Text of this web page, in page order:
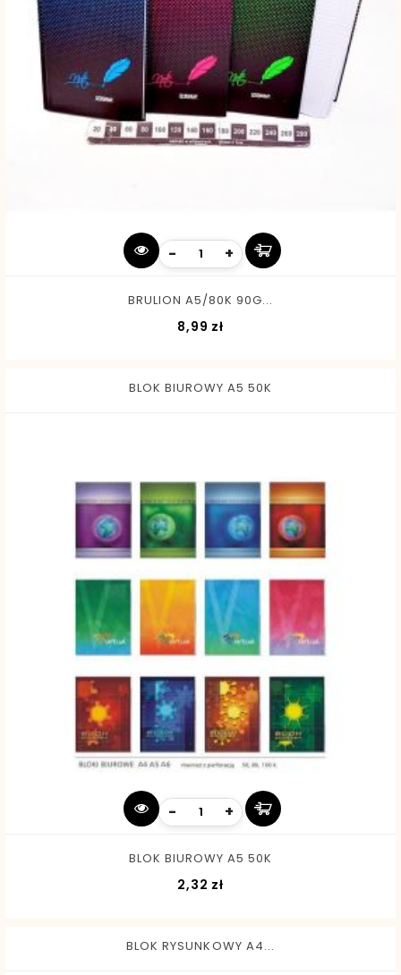
- +
BRULION A5/80K 90G...
8,99 zł
BLOK BIUROWY A5 50K
- +
BLOK BIUROWY A5 50K
2,32 zł
BLOK RYSUNKOWY A4...